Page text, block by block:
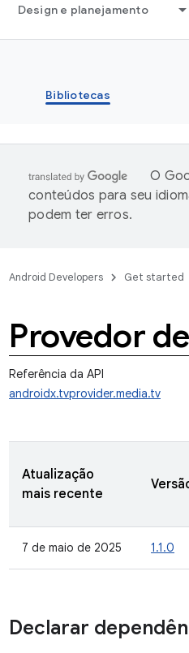
Design e planejamento
Bibliotecas
O
conteúdos para seu
podem ter erros.
Android Developers Get started
Provedor
Referência da API
androidx.tvprovider.media.tv
Atualização
mais recente
7 de maio de 2025 1.1.0
Declarar